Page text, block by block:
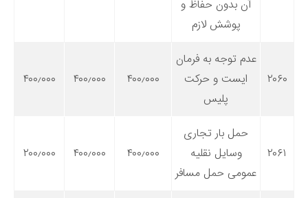
آن بدون حفاظ و
پوشش لازم
۲۰۶۰
عدم توجه به فرمان
ایست و حرکت
پلیس
۴۰۰٫۰۰۰ ۴۰۰٫۰۰۰ ۴۰۰٫۰۰۰
۲۰۶۱
حمل بار تجاری
وسایل نقلیه
عمومی حمل مسافر
۴۰۰٫۰۰۰ ۴۰۰٫۰۰۰ ۲۰۰٫۰۰۰